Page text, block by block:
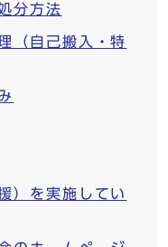
分方法
（自己搬入・特
）を実施してい